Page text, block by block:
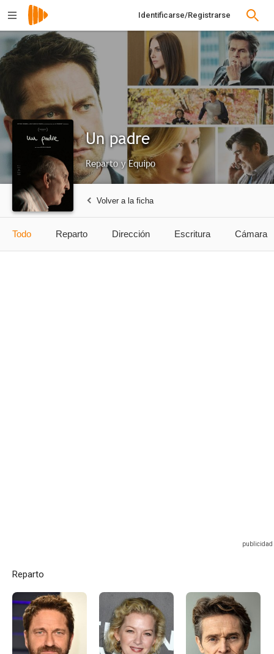
Identificarse/Registrarse
Un padre
Reparto y Equipo
Volver a la ficha
Todo Reparto Dirección Escritura Cámara
Reparto